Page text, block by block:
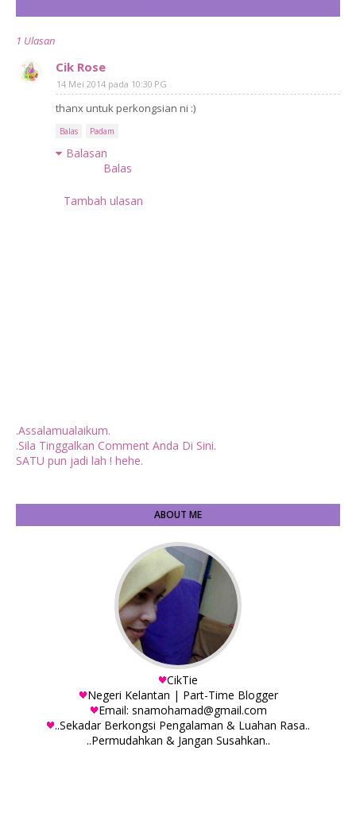
1 Ulasan
Cik Rose
14 Mei 2014 pada 10:30 PG
thanx untuk perkongsian ni :)
Balas Padam
Balasan
Balas
Tambah ulasan
.Assalamualaikum.
.Sila Tinggalkan Comment Anda Di Sini.
SATU pun jadi lah ! hehe.
ABOUT ME
CikTie
Negeri Kelantan | Part-Time Blogger
Email: snamohamad@gmail.com
..Sekadar Berkongsi Pengalaman & Luahan Rasa..
..Permudahkan & Jangan Susahkan..